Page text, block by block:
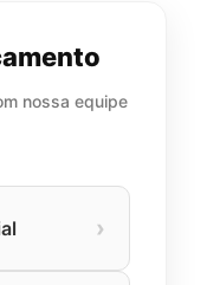
nossa equipe
›